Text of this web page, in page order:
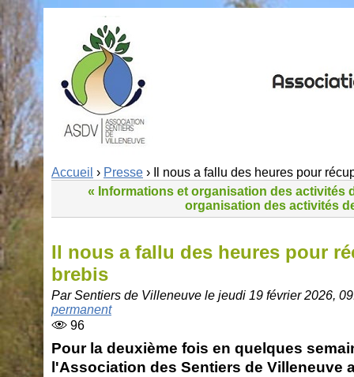
Accueil › Presse › Il nous a fallu des heures pour
« Informations et organisation des activités
organisation des activités
Il nous a fallu des heures pour
brebis
Par Sentiers de Villeneuve le jeudi 19 février 2026,
permanent
96
Pour la deuxième fois en quelques
l'Association des Sentiers de Villeneuve